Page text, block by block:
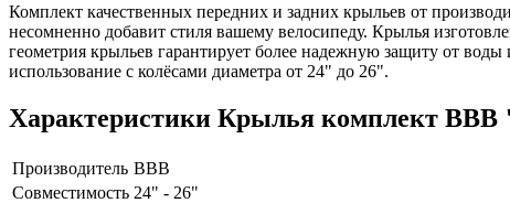
Комплект качественных передних и задних крыльев от
несомненно добавит стиля вашему велосипеду. Крылья
геометрия крыльев гарантирует более надежную защиту от
использование с колёсами диаметра от 24" до 26".
Характеристики Крылья комплект BBB
Производитель BBB
Совместимость 24" - 26"